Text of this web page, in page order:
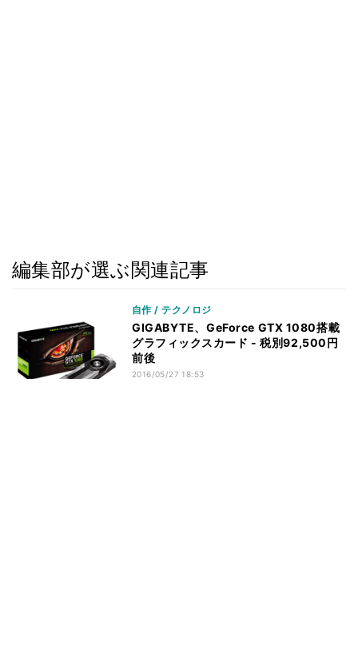
編集部が選ぶ関連記事
自作 / テクノロジ
GIGABYTE、GeForce GTX 1080搭載
グラフィックスカード - 税別92,500円
前後
2016/05/27 18:53